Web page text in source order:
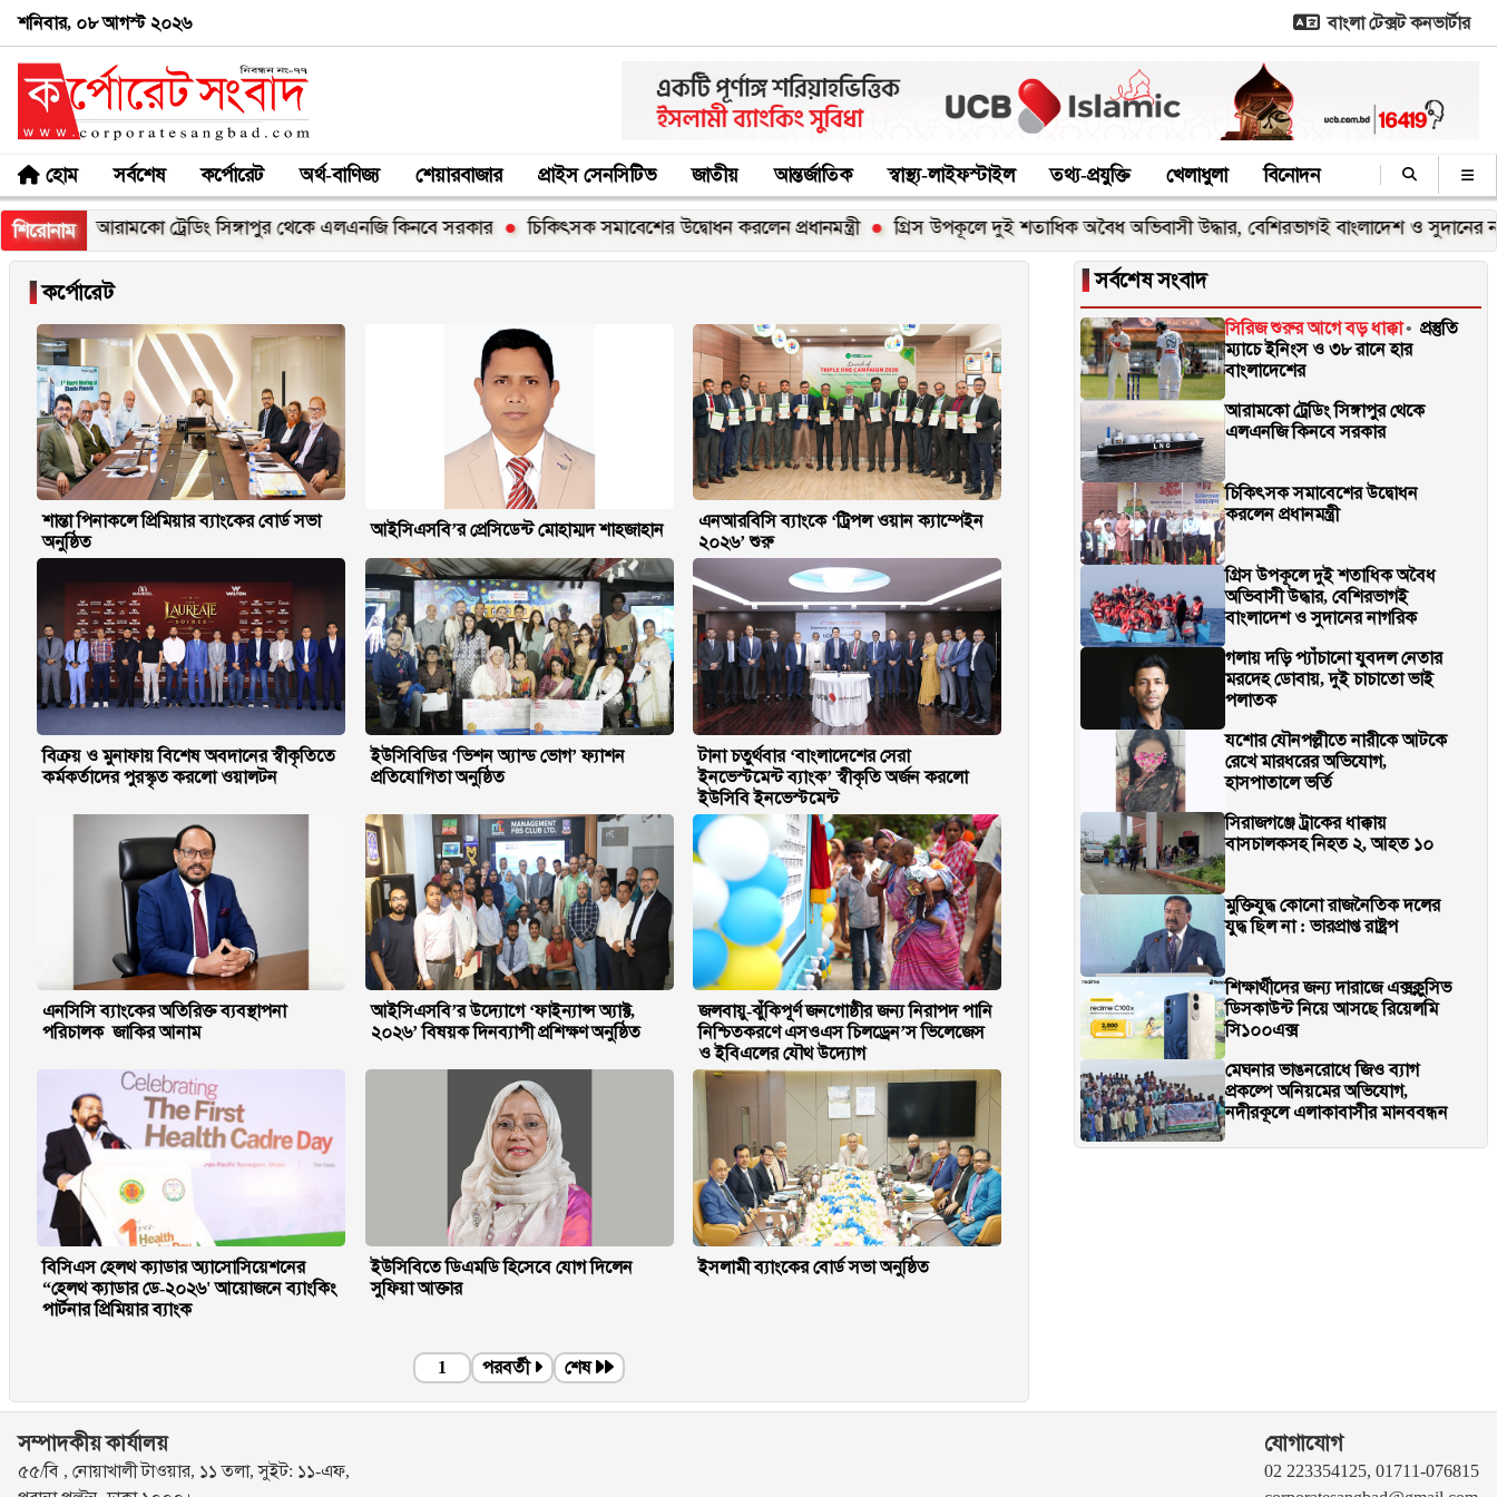
শনিবার, ০৮ আগস্ট ২০২৬ বাংলা টেক্সট কনভার্টার
হোম সর্বশেষ কর্পোরেট অর্থ-বাণিজ্য শেয়ারবাজার প্রাইস সেনসিটিভ জাতীয় আন্তর্জাতিক স্বাস্থ্য-লাইফস্টাইল তথ্য-প্রযুক্তি খেলাধুলা বিনোদন
শিরোনাম
আরামকো ট্রেডিং সিঙ্গাপুর থেকে এলএনজি কিনবে সরকার চিকিৎসক সমাবেশের উদ্বোধন করলেন প্রধানমন্ত্রী গ্রিস উপকূলে দুই শতাধিক অবৈধ অভিবাসী উদ্ধার, বেশিরভাগই বাংলাদেশ ও সুদানের নাগরিক
▐কর্পোরেট
শান্তা পিনাকলে প্রিমিয়ার ব্যাংকের বোর্ড সভা
অনুষ্ঠিত
আইসিএসবি’র প্রেসিডেন্ট মোহাম্মদ শাহজাহান
এনআরবিসি ব্যাংকে ‘ট্রিপল ওয়ান ক্যাম্পেইন
২০২৬’ শুরু
বিক্রয় ও মুনাফায় বিশেষ অবদানের স্বীকৃতিতে
কর্মকর্তাদের পুরস্কৃত করলো ওয়ালটন
ইউসিবিডির ‘ভিশন অ্যান্ড ভোগ’ ফ্যাশন
প্রতিযোগিতা অনুষ্ঠিত
টানা চতুর্থবার ‘বাংলাদেশের সেরা
ইনভেস্টমেন্ট ব্যাংক’ স্বীকৃতি অর্জন করলো
ইউসিবি ইনভেস্টমেন্ট
এনসিসি ব্যাংকের অতিরিক্ত ব্যবস্থাপনা
পরিচালক জাকির আনাম
আইসিএসবি’র উদ্যোগে ‘ফাইন্যান্স অ্যাক্ট,
২০২৬’ বিষয়ক দিনব্যাপী প্রশিক্ষণ অনুষ্ঠিত
জলবায়ু-ঝুঁকিপূর্ণ জনগোষ্ঠীর জন্য নিরাপদ পানি
নিশ্চিতকরণে এসওএস চিলড্রেন’স ভিলেজেস
ও ইবিএলের যৌথ উদ্যোগ
বিসিএস হেলথ ক্যাডার অ্যাসোসিয়েশনের
“হেলথ ক্যাডার ডে-২০২৬' আয়োজনে ব্যাংকিং
পার্টনার প্রিমিয়ার ব্যাংক
ইউসিবিতে ডিএমডি হিসেবে যোগ দিলেন
সুফিয়া আক্তার
ইসলামী ব্যাংকের বোর্ড সভা অনুষ্ঠিত
1 পরবর্তী শেষ
▐সর্বশেষ সংবাদ
সিরিজ শুরুর আগে বড় ধাক্কা
প্রস্তুতি
ম্যাচে ইনিংস ও ৩৮ রানে হার
বাংলাদেশের
আরামকো ট্রেডিং সিঙ্গাপুর থেকে
এলএনজি কিনবে সরকার
চিকিৎসক সমাবেশের উদ্বোধন
করলেন প্রধানমন্ত্রী
গ্রিস উপকূলে দুই শতাধিক অবৈধ
অভিবাসী উদ্ধার, বেশিরভাগই
বাংলাদেশ ও সুদানের নাগরিক
গলায় দড়ি প্যাঁচানো যুবদল নেতার
মরদেহ ডোবায়, দুই চাচাতো ভাই
পলাতক
যশোর যৌনপল্লীতে নারীকে আটকে
রেখে মারধরের অভিযোগ,
হাসপাতালে ভর্তি
সিরাজগঞ্জে ট্রাকের ধাক্কায়
বাসচালকসহ নিহত ২, আহত ১০
মুক্তিযুদ্ধ কোনো রাজনৈতিক দলের
যুদ্ধ ছিল না : ভারপ্রাপ্ত রাষ্ট্রপ
শিক্ষার্থীদের জন্য দারাজে এক্সক্লুসিভ
ডিসকাউন্ট নিয়ে আসছে রিয়েলমি
সি১০০এক্স
মেঘনার ভাঙনরোধে জিও ব্যাগ
প্রকল্পে অনিয়মের অভিযোগ,
নদীরকূলে এলাকাবাসীর মানববন্ধন
সম্পাদকীয় কার্যালয়
৫৫/বি , নোয়াখালী টাওয়ার, ১১ তলা, সুইট: ১১-এফ,
যোগাযোগ
02 223354125, 01711-076815